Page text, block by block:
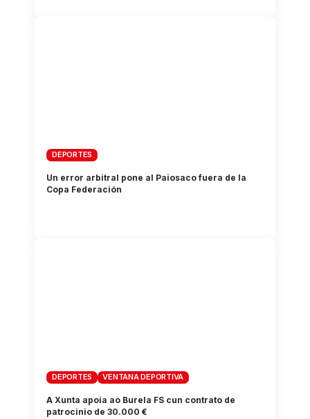
DEPORTES
Un error arbitral pone al Paiosaco fuera de la
Copa Federación
DEPORTES VENTANA DEPORTIVA
A Xunta apoia ao Burela FS cun contrato de
patrocinio de 30.000 €